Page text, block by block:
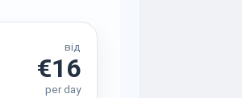
від
€16
per day